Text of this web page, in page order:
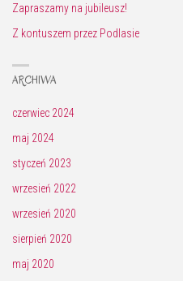
Zapraszamy na jubileusz!
Z kontuszem przez Podlasie
ARCHIWA
czerwiec 2024
maj 2024
styczeń 2023
wrzesień 2022
wrzesień 2020
sierpień 2020
maj 2020